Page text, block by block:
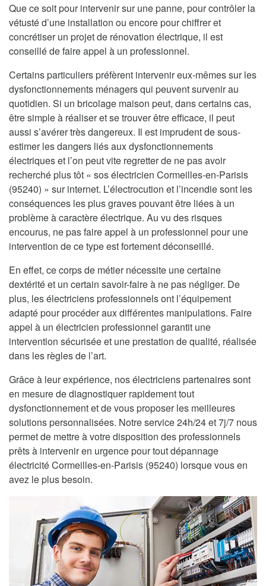
Que ce soit pour intervenir sur une panne, pour contrôler la
vétusté d’une installation ou encore pour chiffrer et
concrétiser un projet de rénovation électrique, il est
conseillé de faire appel à un professionnel.
Certains particuliers préfèrent intervenir eux-mêmes sur les
dysfonctionnements ménagers qui peuvent survenir au
quotidien. Si un bricolage maison peut, dans certains cas,
être simple à réaliser et se trouver être efficace, il peut
aussi s’avérer très dangereux. Il est imprudent de sous-
estimer les dangers liés aux dysfonctionnements
électriques et l’on peut vite regretter de ne pas avoir
recherché plus tôt « sos électricien Cormeilles-en-Parisis
(95240) » sur internet. L’électrocution et l’incendie sont les
conséquences les plus graves pouvant être liées à un
problème à caractère électrique. Au vu des risques
encourus, ne pas faire appel à un professionnel pour une
intervention de ce type est fortement déconseillé.
En effet, ce corps de métier nécessite une certaine
dextérité et un certain savoir-faire à ne pas négliger. De
plus, les électriciens professionnels ont l’équipement
adapté pour procéder aux différentes manipulations. Faire
appel à un électricien professionnel garantit une
intervention sécurisée et une prestation de qualité, réalisée
dans les règles de l’art.
Grâce à leur expérience, nos électriciens partenaires sont
en mesure de diagnostiquer rapidement tout
dysfonctionnement et de vous proposer les meilleures
solutions personnalisées. Notre service 24h/24 et 7j/7 nous
permet de mettre à votre disposition des professionnels
prêts à intervenir en urgence pour tout dépannage
électricité Cormeilles-en-Parisis (95240) lorsque vous en
avez le plus besoin.